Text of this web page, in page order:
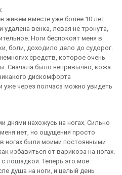
вместе уже более 10 лет.
венка, левая не тронута,
Ноги беспокоят меня в
боли, доходило дело до судорог.
средств, которое очень
Сначала было непривычно, кожа
дискомфорта
уже через полчаса можно увидеть
днями нахожусь на ногах. Сильно
нет, но ощущения просто
ногах были моими постоянными
избавиться от варикоза на ногах.
лошадкой. Теперь это мое
душа на ноги, и целый день